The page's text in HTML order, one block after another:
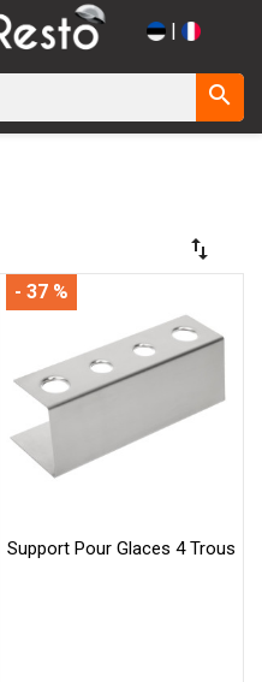
|
search
swap_vert
Support Pour Glaces 4 Trous
- 37 %